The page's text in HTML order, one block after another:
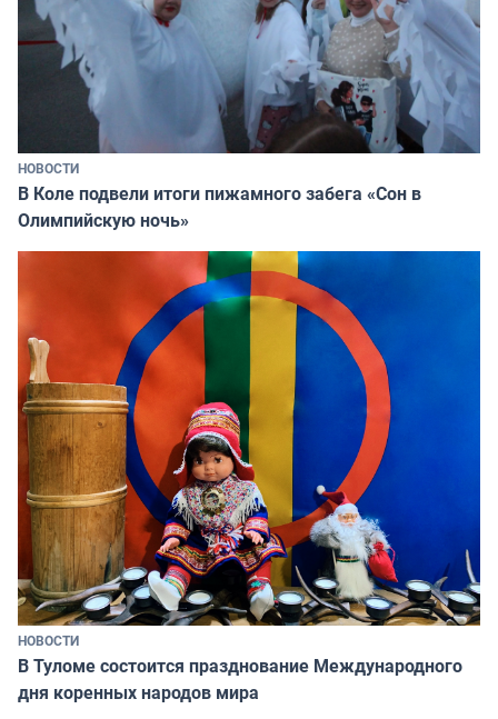
НОВОСТИ
В Коле подвели итоги пижамного забега «Сон в
Олимпийскую ночь»
НОВОСТИ
В Туломе состоится празднование Международного
дня коренных народов мира